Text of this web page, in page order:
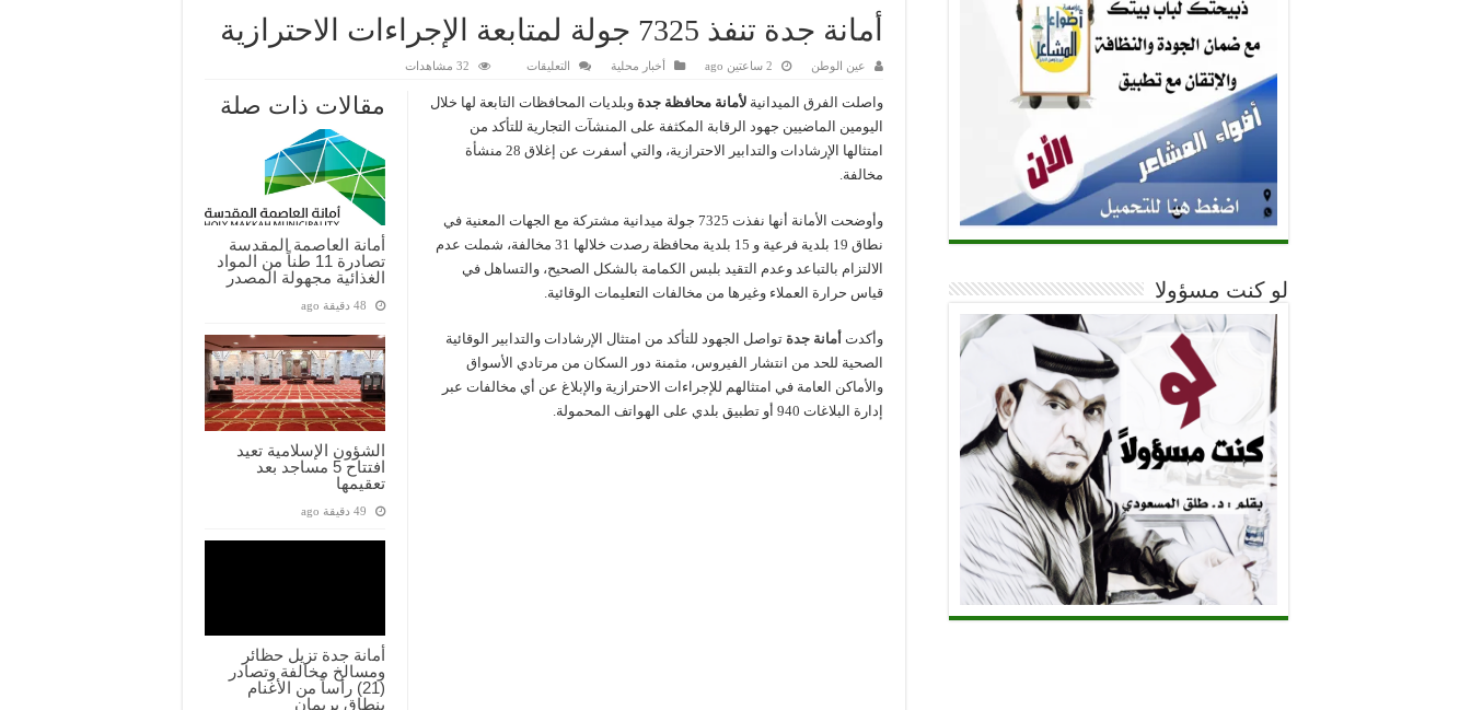
أمانة جدة تنفذ 7325 جولة لمتابعة الإجراءات الاحترازية
عين الوطن 2 ساعتين ago أخبار محلية التعليقات
تنفذ
7325
جولة
لمتابعة
32 مشاهدات
مقالات ذات صلة
أمانة العاصمة المقدسة
تصادرة 11 طناً من المواد
الغذائية مجهولة المصدر
48 دقيقة ago
الشؤون الإسلامية تعيد
افتتاح 5 مساجد بعد
تعقيمها
49 دقيقة ago
أمانة جدة تزيل حظائر
ومسالخ مخالفة وتصادر
(21) رأساً من الأغنام
بنطاق بريمان
واصلت الفرق الميدانية لأمانة محافظة جدة وبلديات المحافظات التابعة لها خلال
اليومين الماضيين جهود الرقابة المكثفة على المنشآت التجارية للتأكد من
امتثالها الإرشادات والتدابير الاحترازية، والتي أسفرت عن إغلاق 28 منشأة
مخالفة.
وأوضحت الأمانة أنها نفذت 7325 جولة ميدانية مشتركة مع الجهات المعنية في
نطاق 19 بلدية فرعية و 15 بلدية محافظة رصدت خلالها 31 مخالفة، شملت عدم
الالتزام بالتباعد وعدم التقيد بلبس الكمامة بالشكل الصحيح، والتساهل في
قياس حرارة العملاء وغيرها من مخالفات التعليمات الوقائية.
وأكدت أمانة جدة تواصل الجهود للتأكد من امتثال الإرشادات والتدابير الوقائية
الصحية للحد من انتشار الفيروس، مثمنة دور السكان من مرتادي الأسواق
والأماكن العامة في امتثالهم للإجراءات الاحترازية والإبلاغ عن أي مخالفات عبر
إدارة البلاغات 940 أو تطبيق بلدي على الهواتف المحمولة.
لو كنت مسؤولا